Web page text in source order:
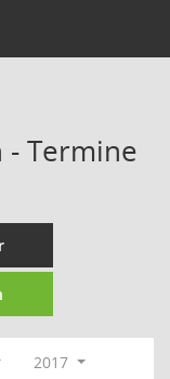
Termine
2017